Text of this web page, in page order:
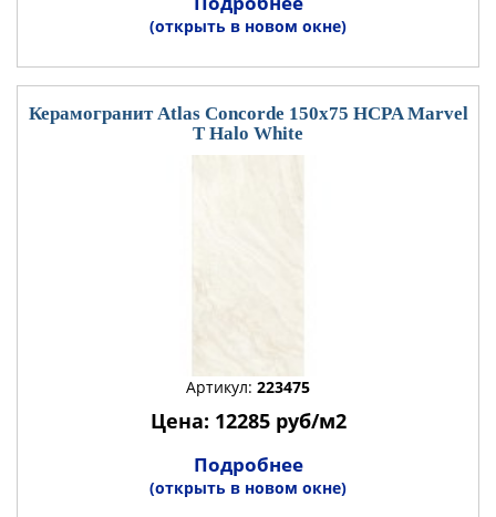
(открыть в новом окне)
Керамогранит Atlas Concorde 150x75 HCPA Marvel
T Halo White
Артикул: 223475
Цена: 12285 руб/м2
Подробнее
(открыть в новом окне)